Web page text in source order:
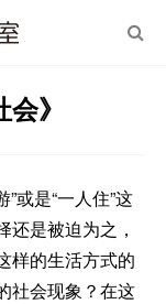
》
或是“一人住”这
是被迫为之，
样的生活方式的
社会现象？在这